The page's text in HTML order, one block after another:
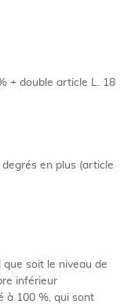
+ double article L. 18
degrés en plus (article
soit le niveau de
inférieur
à 100 %, qui sont